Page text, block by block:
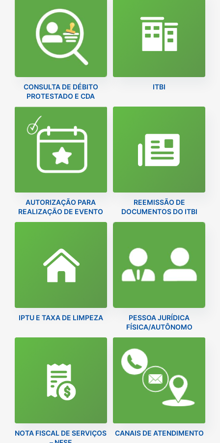
CONSULTA DE DÉBITO
PROTESTADO E CDA
ITBI
AUTORIZAÇÃO PARA
REALIZAÇÃO DE EVENTO
REEMISSÃO DE
DOCUMENTOS DO ITBI
IPTU E TAXA DE LIMPEZA
PESSOA JURÍDICA
FÍSICA/AUTÔNOMO
NOTA FISCAL DE SERVIÇOS
CANAIS DE ATENDIMENTO